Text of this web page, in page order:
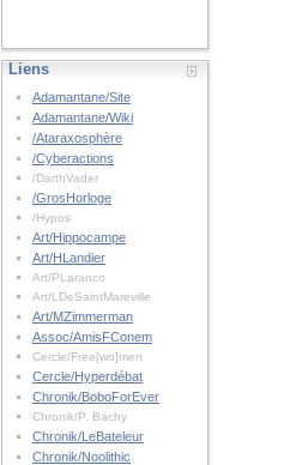
Liens
Adamantane/Site
Adamantane/Wiki
/Ataraxosphère
/Cyberactions
/DarthVader
/GrosHorloge
/Hypos
Art/Hippocampe
Art/HLandier
Art/PLaranco
Art/LDeSaintMareville
Art/MZimmerman
Assoc/AmisFConem
Cercle/Free[wo]men
Cercle/Hyperdébat
Chronik/BoboForEver
Chronik/P. Bachy
Chronik/LeBateleur
Chronik/Noolithic